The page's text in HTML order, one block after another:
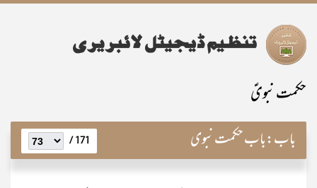
حکمت نبویؑ
باب:باب حکمت نبوی 171 /